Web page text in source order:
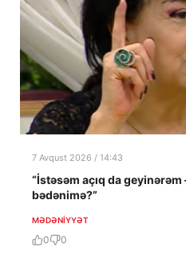
7 Avqust 2026 / 14:43
“İstəsəm açıq da
bədənimə?”
MƏDƏNIYYƏT
0 0